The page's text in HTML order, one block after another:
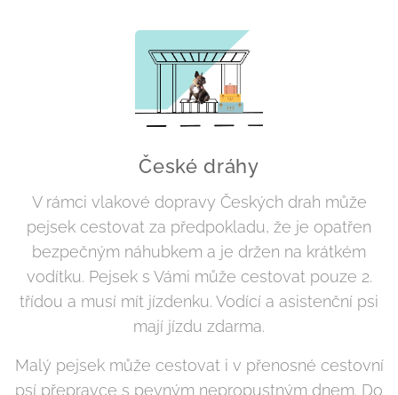
České dráhy
V rámci vlakové dopravy Českých drah může
pejsek cestovat za předpokladu, že je opatřen
bezpečným náhubkem a je držen na krátkém
vodítku. Pejsek s Vámi může cestovat pouze 2.
třídou a musí mít jízdenku. Vodící a asistenční psi
mají jízdu zdarma.
Malý pejsek může cestovat i v přenosné cestovní
psí přepravce s pevným nepropustným dnem. Do